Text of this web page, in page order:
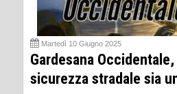
Martedì 10 Giugno 2025
Gardesana
sicurezza stradale sia